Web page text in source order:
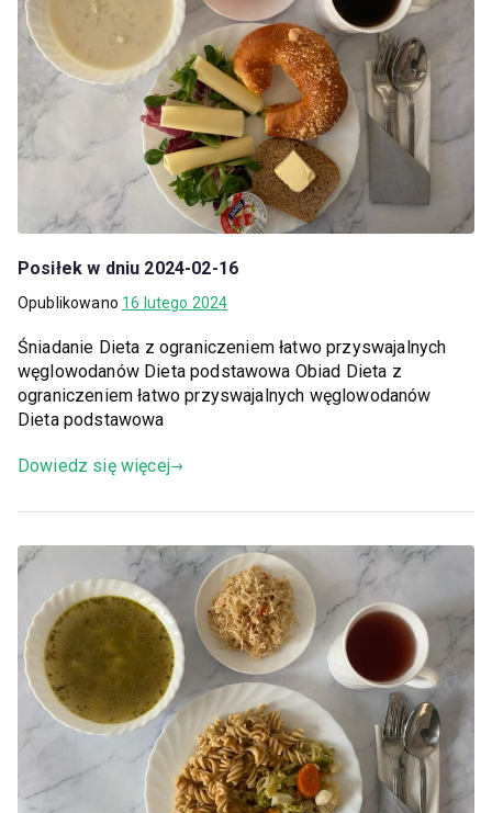
Posiłek w dniu 2024-02-16
Opublikowano 16 lutego 2024
Śniadanie Dieta z ograniczeniem łatwo przyswajalnych
węglowodanów Dieta podstawowa Obiad Dieta z
ograniczeniem łatwo przyswajalnych węglowodanów
Dieta podstawowa
Dowiedz się więcej